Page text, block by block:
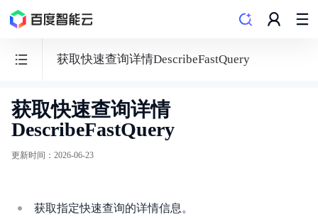
获取快速查询详情DescribeFastQuery
日
志
服
获取快速查询详情
DescribeFastQuery
更新时间 ： 2026-06-23
获取指定快速查询的详情信息。